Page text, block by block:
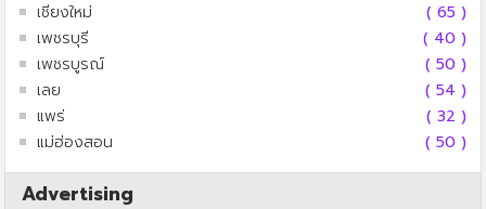
เชียงใหม่
( 65 )
เพชรบุรี
( 40 )
เพชรบูรณ์
( 50 )
เลย
( 54 )
แพร่
( 32 )
แม่ฮ่องสอน
( 50 )
Advertising